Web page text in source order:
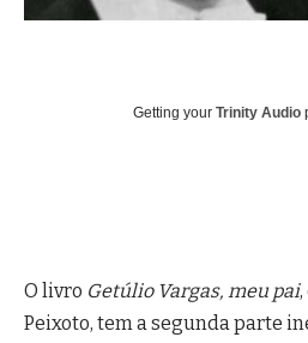
Getting your Trinity Audio
O livro Getúlio Vargas, meu pai
Peixoto, tem a segunda parte